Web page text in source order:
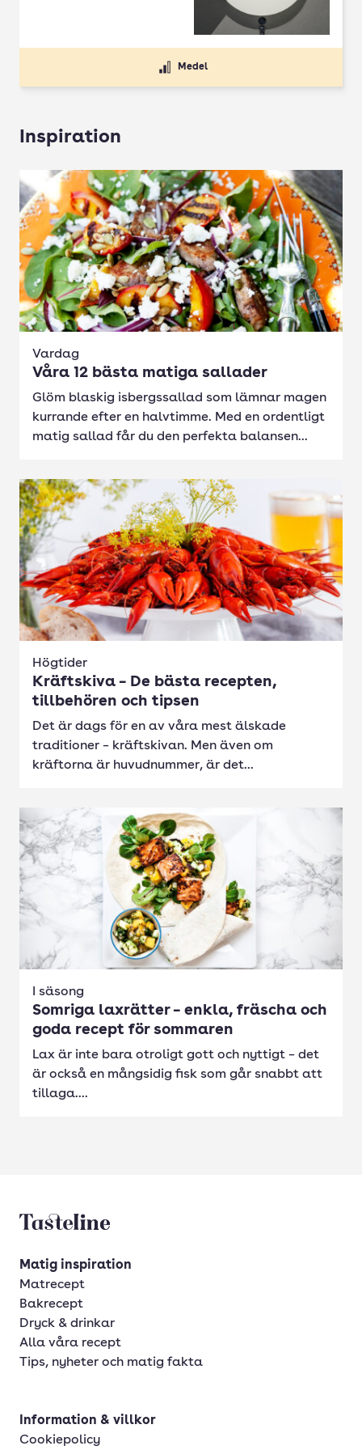
Medel
Inspiration
Vardag
Våra 12 bästa matiga sallader
Glöm blaskig isbergssallad som lämnar magen
kurrande efter en halvtimme. Med en ordentligt
matig sallad får du den perfekta balansen...
Högtider
Kräftskiva – De bästa recepten,
tillbehören och tipsen
Det är dags för en av våra mest älskade
traditioner – kräftskivan. Men även om
kräftorna är huvudnummer, är det...
I säsong
Somriga laxrätter – enkla, fräscha och
goda recept för sommaren
Lax är inte bara otroligt gott och nyttigt – det
är också en mångsidig fisk som går snabbt att
tillaga....
Tasteline startsida
Matig inspiration
Matrecept
Bakrecept
Dryck & drinkar
Alla våra recept
Tips, nyheter och matig fakta
Information & villkor
Cookiepolicy